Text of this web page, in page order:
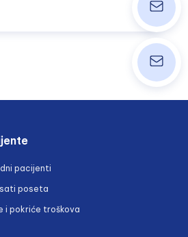
pacijenti
poseta
i pokriće troškova